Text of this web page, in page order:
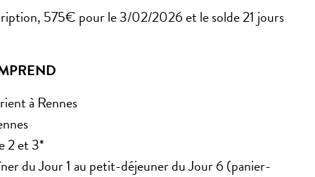
575€ pour le 3/02/2026 et le solde 21 jours
à Rennes
2 et 3*
du Jour 1 au petit-déjeuner du Jour 6 (panier-